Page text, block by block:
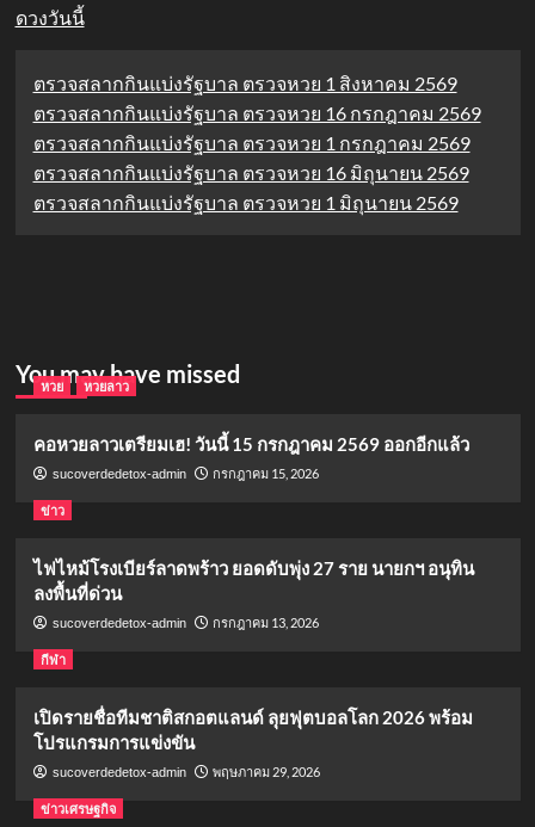
ดวงวันนี้
ตรวจสลากกินแบ่งรัฐบาล ตรวจหวย 1 สิงหาคม 2569
ตรวจสลากกินแบ่งรัฐบาล ตรวจหวย 16 กรกฎาคม 2569
ตรวจสลากกินแบ่งรัฐบาล ตรวจหวย 1 กรกฎาคม 2569
ตรวจสลากกินแบ่งรัฐบาล ตรวจหวย 16 มิถุนายน 2569
ตรวจสลากกินแบ่งรัฐบาล ตรวจหวย 1 มิถุนายน 2569
You may have missed
หวย หวยลาว
คอหวยลาวเตรียมเฮ! วันนี้ 15 กรกฎาคม 2569 ออกอีกแล้ว
sucoverdedetox-admin กรกฎาคม 15, 2026
ข่าว
ไฟไหม้โรงเบียร์ลาดพร้าว ยอดดับพุ่ง 27 ราย นายกฯ อนุทิน
ลงพื้นที่ด่วน
sucoverdedetox-admin กรกฎาคม 13, 2026
กีฬา
เปิดรายชื่อทีมชาติสกอตแลนด์ ลุยฟุตบอลโลก 2026 พร้อม
โปรแกรมการแข่งขัน
sucoverdedetox-admin พฤษภาคม 29, 2026
ข่าวเศรษฐกิจ